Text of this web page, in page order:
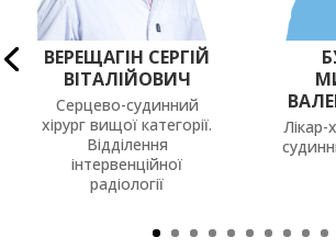
ВЕРЕЩАГІН СЕРГІЙ
ВІТАЛІЙОВИЧ
Серцево-судинний
хірург вищої категорії.
Відділення
інтервенційної
радіології
Лікар-